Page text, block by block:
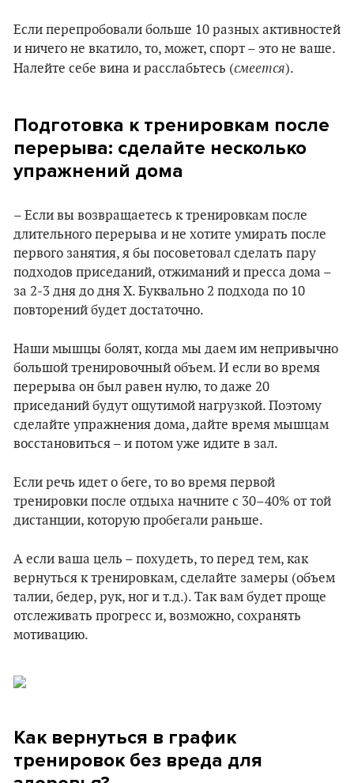
Если перепробовали больше 10 разных активностей
и ничего не вкатило, то, может, спорт – это не ваше.
Налейте себе вина и расслабьтесь (смеется).
Подготовка к тренировкам после
перерыва: сделайте несколько
упражнений дома
– Если вы возвращаетесь к тренировкам после
длительного перерыва и не хотите умирать после
первого занятия, я бы посоветовал сделать пару
подходов приседаний, отжиманий и пресса дома –
за 2-3 дня до дня Х. Буквально 2 подхода по 10
повторений будет достаточно.
Наши мышцы болят, когда мы даем им непривычно
большой тренировочный объем. И если во время
перерыва он был равен нулю, то даже 20
приседаний будут ощутимой нагрузкой. Поэтому
сделайте упражнения дома, дайте время мышцам
восстановиться – и потом уже идите в зал.
Если речь идет о беге, то во время первой
тренировки после отдыха начните с 30–40% от той
дистанции, которую пробегали раньше.
А если ваша цель – похудеть, то перед тем, как
вернуться к тренировкам, сделайте замеры (объем
талии, бедер, рук, ног и т.д.). Так вам будет проще
отслеживать прогресс и, возможно, сохранять
мотивацию.
Как вернуться в график
тренировок без вреда для